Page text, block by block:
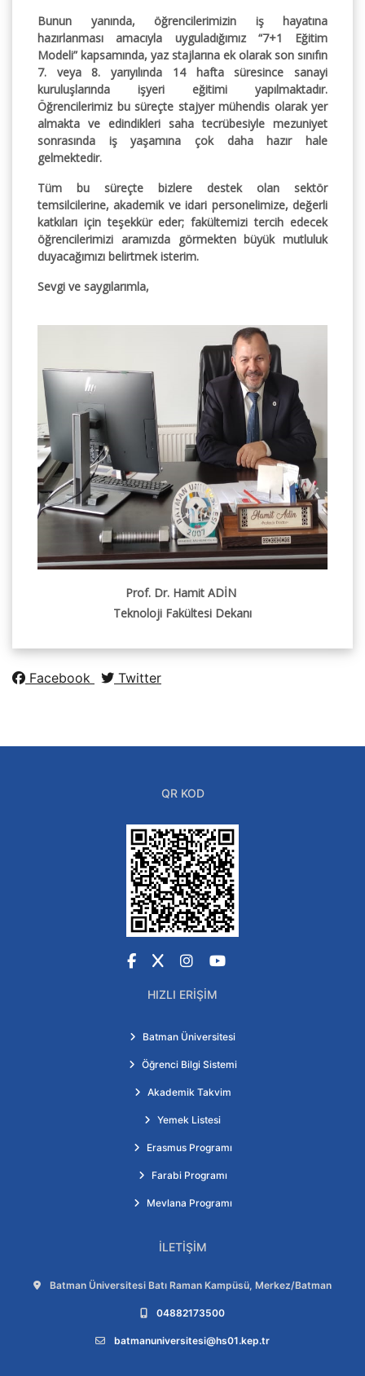
Bunun yanında, öğrencilerimizin iş hayatına
hazırlanması amacıyla uyguladığımız “7+1 Eğitim
Modeli” kapsamında, yaz stajlarına ek olarak son sınıfın
7. veya 8. yarıyılında 14 hafta süresince sanayi
kuruluşlarında işyeri eğitimi yapılmaktadır.
Öğrencilerimiz bu süreçte stajyer mühendis olarak yer
almakta ve edindikleri saha tecrübesiyle mezuniyet
sonrasında iş yaşamına çok daha hazır hale
gelmektedir.
Tüm bu süreçte bizlere destek olan sektör
temsilcilerine, akademik ve idari personelimize, değerli
katkıları için teşekkür eder; fakültemizi tercih edecek
öğrencilerimizi aramızda görmekten büyük mutluluk
duyacağımızı belirtmek isterim.
Sevgi ve saygılarımla,
Prof. Dr. Hamit ADİN
Teknoloji Fakültesi Dekanı
Facebook Twitter
QR KOD
Facebook
X Instagram
YouTube
HIZLI ERIŞIM
Batman Üniversitesi
Öğrenci Bilgi Sistemi
Akademik Takvim
Yemek Listesi
Erasmus Programı
Farabi Programı
Mevlana Programı
İLETIŞIM
Adres:
Batman Üniversitesi Batı Raman Kampüsü, Merkez/Batman
Telefon:
04882173500
E-posta:
batmanuniversitesi@hs01.kep.tr